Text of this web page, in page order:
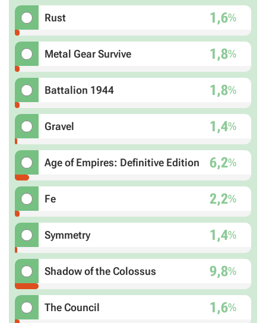
Rust 1,6%
Metal Gear Survive 1,8%
Battalion 1944 1,8%
Gravel 1,4%
Age of Empires: Definitive Edition 6,2%
Fe 2,2%
Symmetry 1,4%
Shadow of the Colossus 9,8%
The Council 1,6%